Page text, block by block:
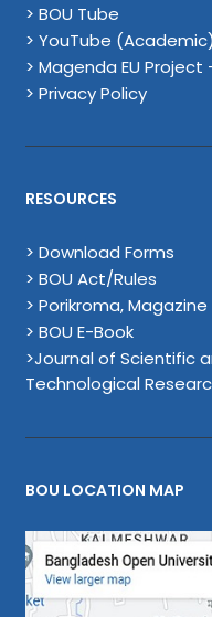
> BOU Tube
> YouTube (Academic)
> Magenda EU Project
> Privacy Policy
RESOURCES
> Download Forms
> BOU Act/Rules
> Porikroma,
> BOU E-Book
>Journal of Scientific
Technological
BOU LOCATION MAP